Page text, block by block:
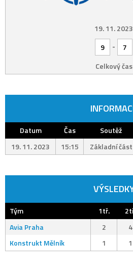
19. 11. 2023
9
-
7
Celkový čas
Datum Čas Soutěž
19. 11. 2023
15:15 Základní část
Tým 1tř.
Avia Praha
2 4
Konstrukt Mělník
1 1